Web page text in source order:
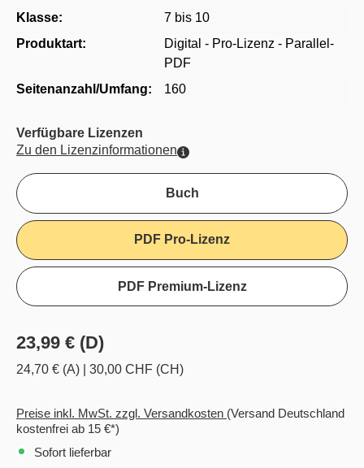
Klasse:
7 bis 10
Produktart:
Digital - Pro-Lizenz - Parallel-
PDF
Seitenanzahl/Umfang:
160
Verfügbare Lizenzen
Zu den Lizenzinformationen
Buch
PDF Pro-Lizenz
PDF Premium-Lizenz
23,99 € (D)
24,70 € (A) 30,00 CHF (CH)
Preise inkl. MwSt. zzgl. Versandkosten (Versand Deutschland
kostenfrei ab 15 €*)
Sofort lieferbar